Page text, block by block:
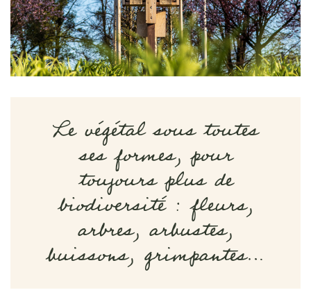
Le végétal sous toutes
ses formes, pour
toujours plus de
biodiversité : fleurs,
arbres, arbustes,
buissons, grimpantes…